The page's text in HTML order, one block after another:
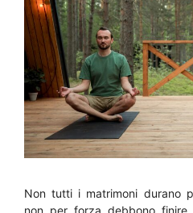
Non tutti i matrimoni durano